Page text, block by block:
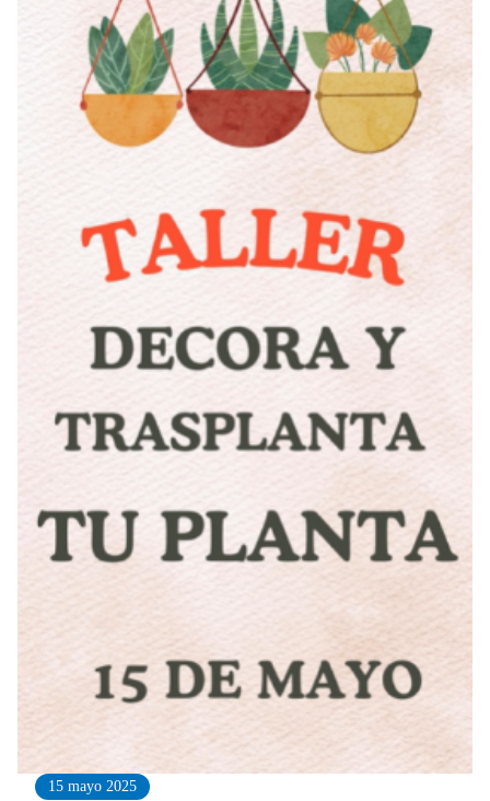
15 mayo 2025